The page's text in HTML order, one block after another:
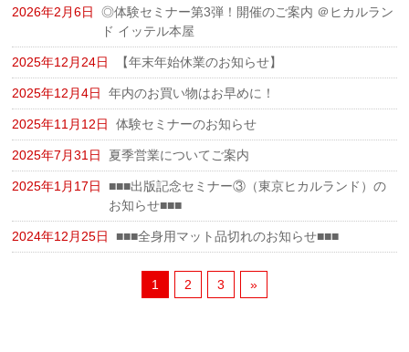
2026年2月6日
◎体験セミナー第3弾！開催のご案内 ＠ヒカルラン
ド イッテル本屋
2025年12月24日 【年末年始休業のお知らせ】
2025年12月4日 年内のお買い物はお早めに！
2025年11月12日 体験セミナーのお知らせ
2025年7月31日 夏季営業についてご案内
2025年1月17日
■■■出版記念セミナー③（東京ヒカルランド）の
お知らせ■■■
2024年12月25日 ■■■全身用マット品切れのお知らせ■■■
1 2 3 »